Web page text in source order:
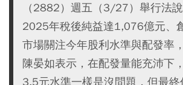
（2882）週五（3/27）舉行法
2025年稅後純益達1,076億元、
市場關注今年股利水準與配發率
陳晏如表示，在配發量能充沛下
3.5元水準一樣是沒問題，但最